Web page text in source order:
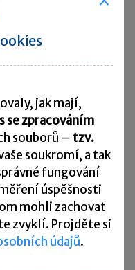
hodnoty
Více ▼
jak mají,
se zpracováním
souborů – tzv.
soukromí, a tak
fungování
úspěšnosti
mohli zachovat
zvyklí. Projděte si
údajů.